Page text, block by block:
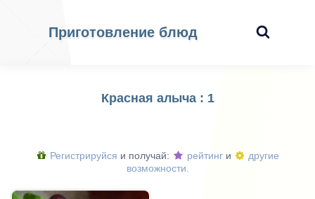
Приготовление блюд
Красная алыча : 1
Регистрируйся и получай: рейтинг и
другие
возможности.